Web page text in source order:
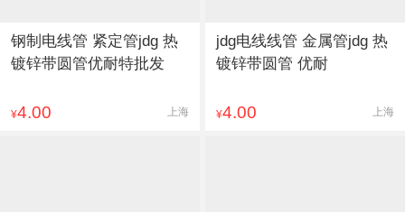
钢制电线管 紧定管jdg 热
镀锌带圆管优耐特批发
¥4.00 上海
jdg电线线管 金属管jdg 热
镀锌带圆管 优耐
¥4.00 上海